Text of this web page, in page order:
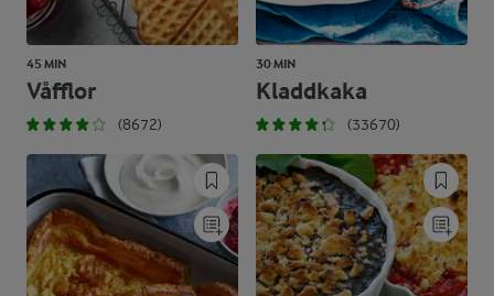
45 MIN
Våfflor
(8672)
30 MIN
Kladdkaka
(33670)